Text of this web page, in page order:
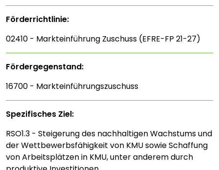
Förderrichtlinie:
02410 - Markteinführung Zuschuss (EFRE-FP 21-27)
Fördergegenstand:
16700 - Markteinführungszuschuss
Spezifisches Ziel:
RSO1.3 - Steigerung des nachhaltigen Wachstums und
der Wettbewerbsfähigkeit von KMU sowie Schaffung
von Arbeitsplätzen in KMU, unter anderem durch